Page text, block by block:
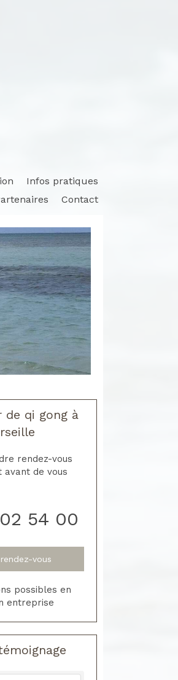
Infos pratiques
Contact
de qi gong à
rendez-vous
avant de vous
54 00
vous
possibles en
entreprise